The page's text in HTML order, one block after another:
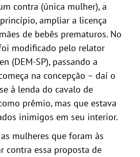
contra (única mulher), a
ampliar a licença
de bebês prematuros. No
modificado pelo relator
(DEM-SP), passando a
na concepção – daí o
à lenda do cavalo de
prêmio, mas que estava
inimigos em seu interior.
mulheres que foram às
contra essa proposta de